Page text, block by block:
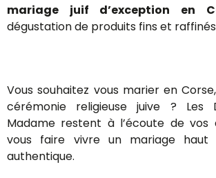
mariage juif d’exception en
dégustation de produits fins et
Vous souhaitez vous marier en
cérémonie religieuse juive ? Les
Madame restent à l’écoute de vos
vous faire vivre un mariage
authentique.